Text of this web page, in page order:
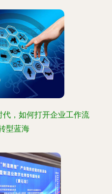
，如何打开企业工作流
型蓝海